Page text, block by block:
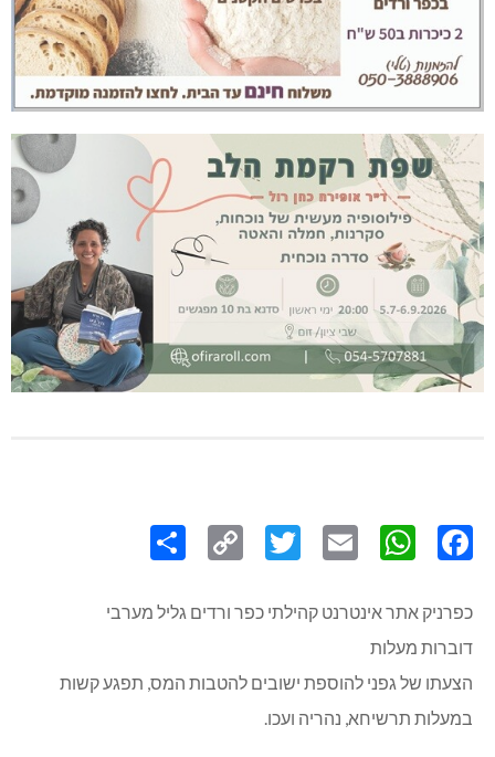
Link
כפרניק אתר אינטרנט קהילתי כפר ורדים גליל מערבי
דוברות מעלות
הצעתו של גפני להוספת ישובים להטבות המס, תפגע קשות
במעלות תרשיחא, נהריה ועכו.